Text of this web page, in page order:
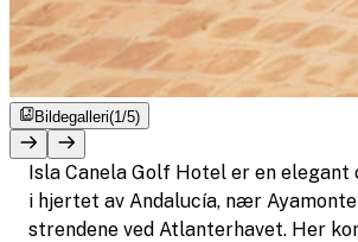
Bildegalleri(1/5)
Isla Canela Golf Hotel er en elegant
i hjertet av Andalucía, nær
strendene ved Atlanterhavet. Her